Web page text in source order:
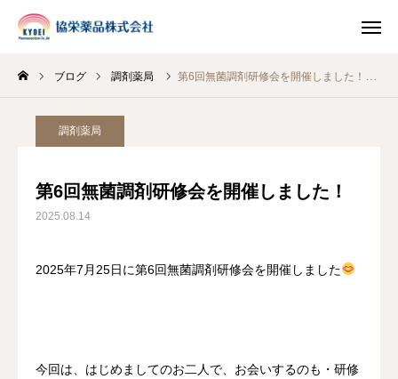
ブログ 調剤薬局 第6回無菌調剤研修会を開催しました！
調剤薬局
第6回無菌調剤研修会を開催しました！
2025.08.14
2025年7月25日に第6回無菌調剤研修会を開催しました
今回は、はじめましてのお二人で、お会いするのも・研修
INSTAGRAM
HOME